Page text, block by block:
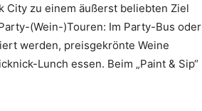
City zu einem äußerst beliebten Ziel
(Wein-)Touren: Im Party-Bus oder
werden, preisgekrönte Weine
Lunch essen. Beim „Paint & Sip“